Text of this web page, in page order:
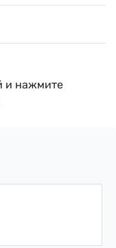
и нажмите